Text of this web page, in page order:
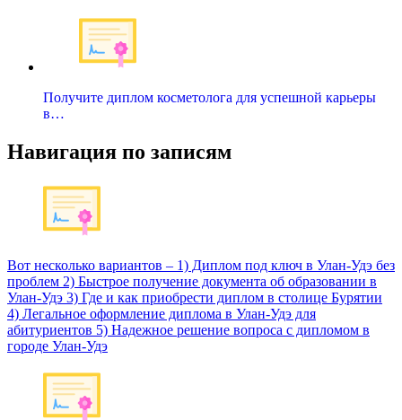
Получите диплом косметолога для успешной карьеры
в…
Навигация по записям
Вот несколько вариантов – 1) Диплом под ключ в Улан-Удэ без
проблем 2) Быстрое получение документа об образовании в
Улан-Удэ 3) Где и как приобрести диплом в столице Бурятии
4) Легальное оформление диплома в Улан-Удэ для
абитуриентов 5) Надежное решение вопроса с дипломом в
городе Улан-Удэ